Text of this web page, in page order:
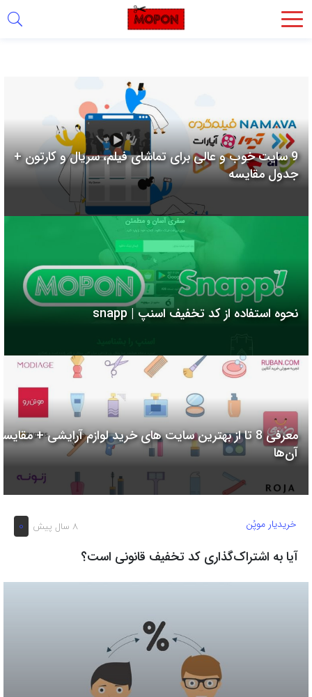
اشتراک
از
روش‌های
زیر
می‌توانید
صفحه
دوستان
خود
به
بگذارید.
لینک
9 سایت خوب و عالی برای تماشای فیلم، سریال و کارتون +
جدول مقایسه
نحوه استفاده از کد تخفیف اسنپ | snapp
معرفی 8 تا از بهترین سایت های خرید لوازم آرایشی +
آن‌ها
8 سال پیش 0 خریدیار موپُن
آیا به اشتراک‌گذاری کد تخفیف قانونی است؟